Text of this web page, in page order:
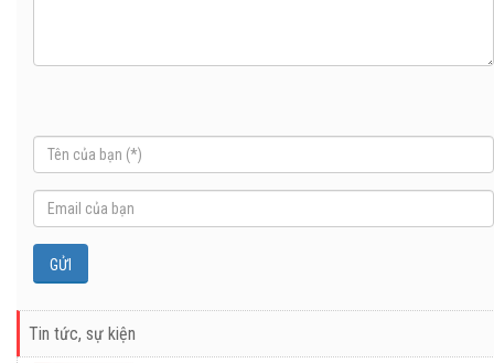
Tin tức, sự kiện